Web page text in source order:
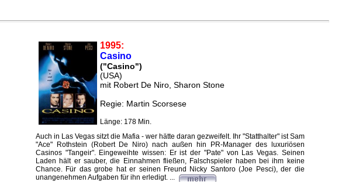
1995:
Casino
("Casino")
(USA)
mit Robert De Niro, Sharon Stone
Regie: Martin Scorsese
Länge: 178 Min.
Auch in Las Vegas sitzt die Mafia - wer hätte daran gezweifelt. Ihr "Statthalter" ist Sam
"Ace" Rothstein (Robert De Niro) nach außen hin PR-Manager des luxuriösen
Casinos "Tangeir". Eingeweihte wissen: Er ist der "Pate" von Las Vegas. Seinen
Laden hält er sauber, die Einnahmen fließen, Falschspieler haben bei ihm keine
Chance. Für das grobe hat er seinen Freund Nicky Santoro (Joe Pesci), der die
unangenehmen Aufgaben für ihn erledigt. ...